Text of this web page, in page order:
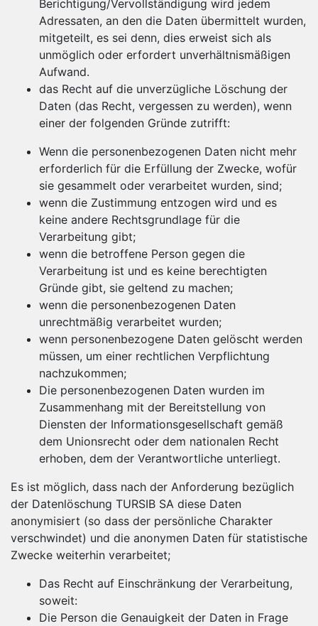
Berichtigung/Vervollständigung wird jedem
Adressaten, an den die Daten übermittelt wurden,
mitgeteilt, es sei denn, dies erweist sich als
unmöglich oder erfordert unverhältnismäßigen
Aufwand.
das Recht auf die unverzügliche Löschung der
Daten (das Recht, vergessen zu werden), wenn
einer der folgenden Gründe zutrifft:
Wenn die personenbezogenen Daten nicht mehr
erforderlich für die Erfüllung der Zwecke, wofür
sie gesammelt oder verarbeitet wurden, sind;
wenn die Zustimmung entzogen wird und es
keine andere Rechtsgrundlage für die
Verarbeitung gibt;
wenn die betroffene Person gegen die
Verarbeitung ist und es keine berechtigten
Gründe gibt, sie geltend zu machen;
wenn die personenbezogenen Daten
unrechtmäßig verarbeitet wurden;
wenn personenbezogene Daten gelöscht werden
müssen, um einer rechtlichen Verpflichtung
nachzukommen;
Die personenbezogenen Daten wurden im
Zusammenhang mit der Bereitstellung von
Diensten der Informationsgesellschaft gemäß
dem Unionsrecht oder dem nationalen Recht
erhoben, dem der Verantwortliche unterliegt.
Es ist möglich, dass nach der Anforderung bezüglich
der Datenlöschung TURSIB SA diese Daten
anonymisiert (so dass der persönliche Charakter
verschwindet) und die anonymen Daten für statistische
Zwecke weiterhin verarbeitet;
Das Recht auf Einschränkung der Verarbeitung,
soweit:
Die Person die Genauigkeit der Daten in Frage